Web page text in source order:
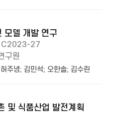
모델 개발 연구
C2023-27
구원
허주녕; 김민석; 오한솔; 김수린
및 식품산업 발전계획